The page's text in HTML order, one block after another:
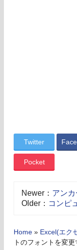
Twitter
Pocket
Newer： アン
Older： コンピ
Home » Excel(エク
トのフォントを変更